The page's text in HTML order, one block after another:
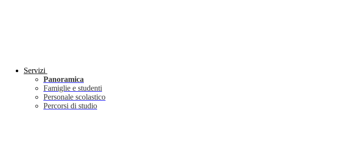
Servizi
Panoramica
Famiglie e studenti
Personale scolastico
Percorsi di studio